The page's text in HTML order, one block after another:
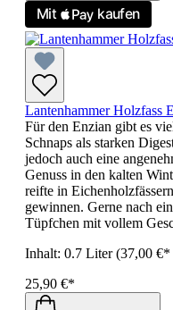
Lantenhammer Holzfass
Für den Enzian gibt es
Schnaps als starken
jedoch auch eine
Genuss in den kalten
reifte in
gewinnen. Gerne nach
Tüpfchen mit vollem
Inhalt: 0.7 Liter(37,00
25,90 €*